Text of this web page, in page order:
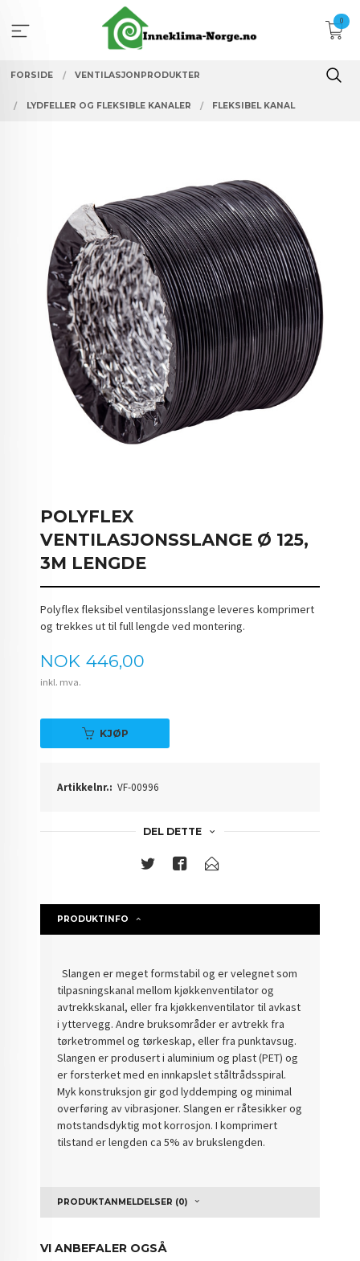
innholdet
0
FORSIDE VENTILASJONPRODUKTER
LYDFELLER OG FLEKSIBLE KANALER FLEKSIBEL KANAL
POLYFLEX
VENTILASJONSSLANGE Ø 125,
3M LENGDE
Polyflex fleksibel ventilasjonsslange leveres komprimert
og trekkes ut til full lengde ved montering.
Pris
NOK 446,00
inkl. mva.
KJØP
Artikkelnr.: VF-00996
DEL DETTE
PRODUKTINFO
Slangen er meget formstabil og er velegnet som
tilpasningskanal mellom kjøkkenventilator og
avtrekkskanal, eller fra kjøkkenventilator til avkast
i yttervegg. Andre bruksområder er avtrekk fra
tørketrommel og tørkeskap, eller fra punktavsug.
Slangen er produsert i aluminium og plast (PET) og
er forsterket med en innkapslet ståltrådsspiral.
Myk konstruksjon gir god lyddemping og minimal
overføring av vibrasjoner. Slangen er råtesikker og
motstandsdyktig mot korrosjon. I komprimert
tilstand er lengden ca 5% av brukslengden.
PRODUKTANMELDELSER (0)
VI ANBEFALER OGSÅ